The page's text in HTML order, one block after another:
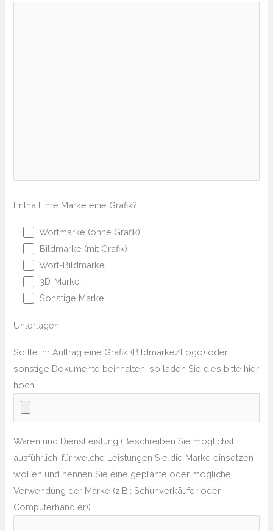
Enthält Ihre Marke eine Grafik?
Wortmarke (ohne Grafik)
Bildmarke (mit Grafik)
Wort-Bildmarke
3D-Marke
Sonstige Marke
Unterlagen
Sollte Ihr Auftrag eine Grafik (Bildmarke/Logo) oder
sonstige Dokumente beinhalten, so laden Sie dies bitte hier
hoch:
Waren und Dienstleistung (Beschreiben Sie möglichst
ausführlich, für welche Leistungen Sie die Marke einsetzen
wollen und nennen Sie eine geplante oder mögliche
Verwendung der Marke (z.B.: Schuhverkäufer oder
Computerhändler))